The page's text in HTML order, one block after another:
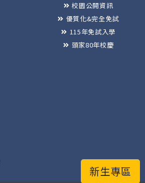
新生專區
校園公開資訊
優質化&完全免試
115年免試入學
頭家80年校慶